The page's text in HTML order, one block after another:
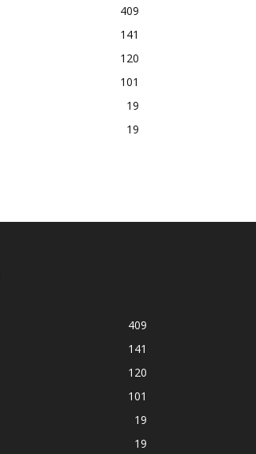
409
141
120
101
19
19
409
141
120
101
19
19